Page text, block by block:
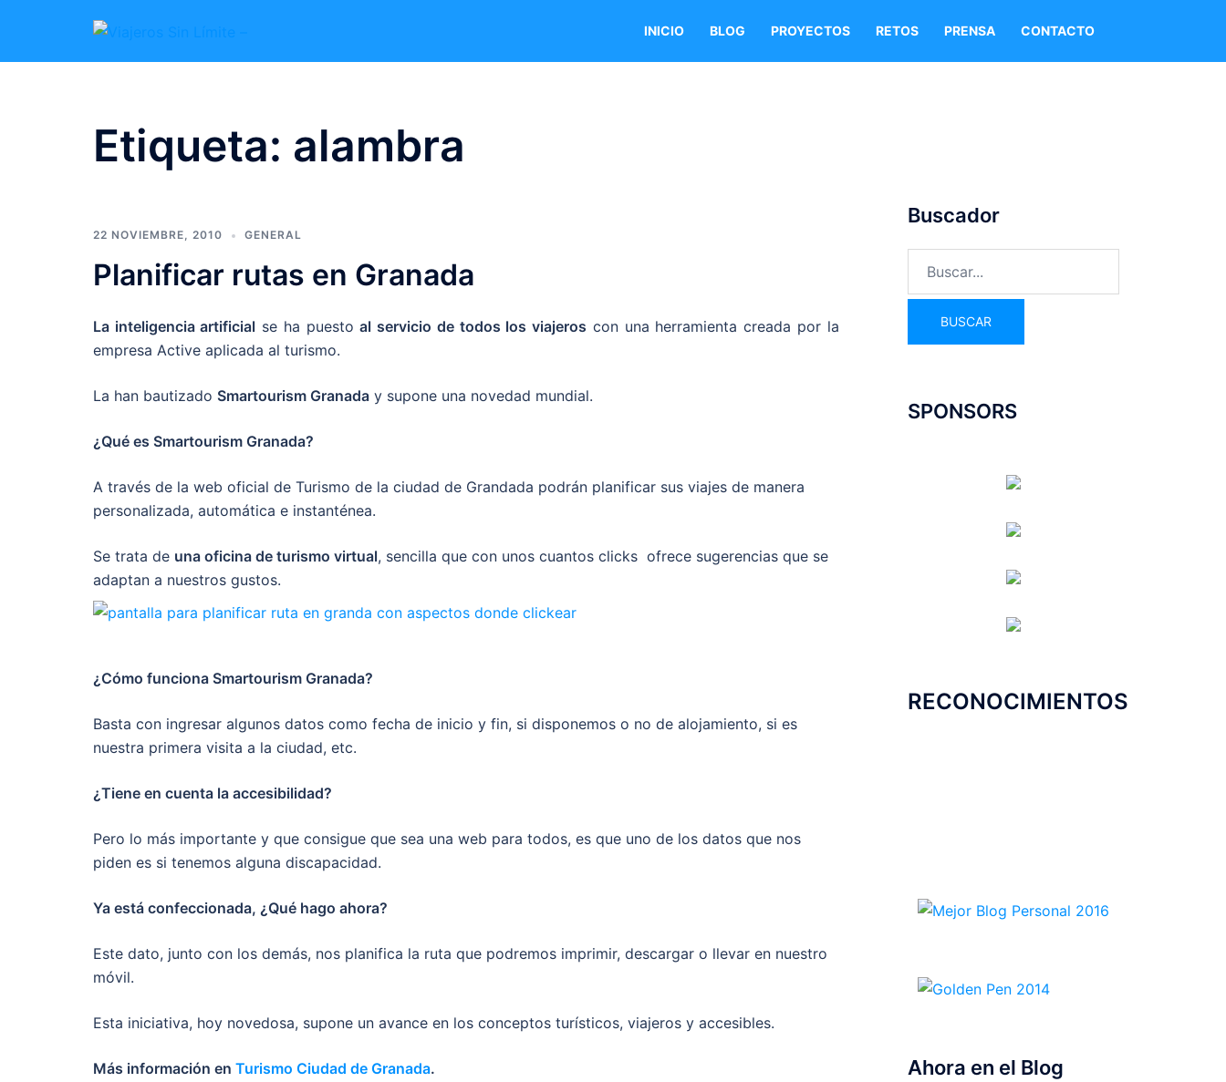
INICIO BLOG PROYECTOS RETOS PRENSA CONTACTO
Etiqueta: alambra
22 NOVIEMBRE, 2010 GENERAL
Planificar rutas en Granada
La inteligencia artificial se ha puestoal servicio de todos los viajeros con una herramienta creada por la
empresa Active aplicada al turismo.
La han bautizado Smartourism Granada y supone una novedad mundial.
¿Qué es Smartourism Granada?
A través de la web oficial de Turismo de la ciudad de Grandada podrán planificar sus viajes de manera
personalizada, automática e instanténea.
Se trata de una oficina de turismo virtual, sencilla que con unos cuantos clicks ofrece sugerencias que se
adaptan a nuestros gustos.
¿Cómo funciona Smartourism Granada?
Basta con ingresar algunos datos como fecha de inicio y fin, si disponemos o no de alojamiento, si es
nuestra primera visita a la ciudad, etc.
¿Tiene en cuenta la accesibilidad?
Pero lo más importante y que consigue que sea una web para todos, es que uno de los datos que nos
piden es si tenemos alguna discapacidad.
Ya está confeccionada, ¿Qué hago ahora?
Este dato, junto con los demás, nos planifica la ruta que podremos imprimir, descargar o llevar en nuestro
móvil.
Esta iniciativa, hoy novedosa, supone un avance en los conceptos turísticos, viajeros y accesibles.
Más información en Turismo Ciudad de Granada.
Buscador
SPONSORS
RECONOCIMIENTOS
Ahora en el Blog